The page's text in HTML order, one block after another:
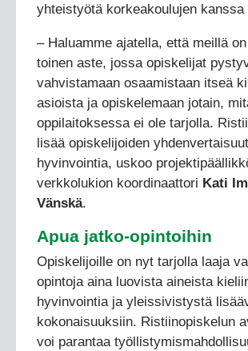
yhteistyötä korkeakoulujen
– Haluamme ajatella, että meillä
toinen aste, jossa opiskelijat
vahvistamaan osaamistaan itseä
asioista ja opiskelemaan jotain,
oppilaitoksessa ei ole tarjolla.
lisää opiskelijoiden
hyvinvointia, uskoo
verkkolukion koordinaattori Kati
Vänskä.
Apua jatko-opintoihin
Opiskelijoille on nyt tarjolla laaja
opintoja aina luovista aineista
hyvinvointia ja yleissivistystä
kokonaisuuksiin. Ristiinopiskelun
voi parantaa